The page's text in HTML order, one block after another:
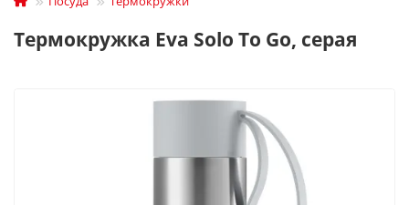
Термокружка Eva Solo To Go, серая